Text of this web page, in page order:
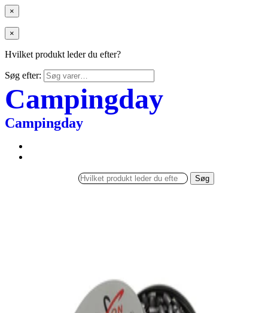
×
×
Hvilket produkt leder du efter?
Søg efter:
Campingday
Campingday
Søg